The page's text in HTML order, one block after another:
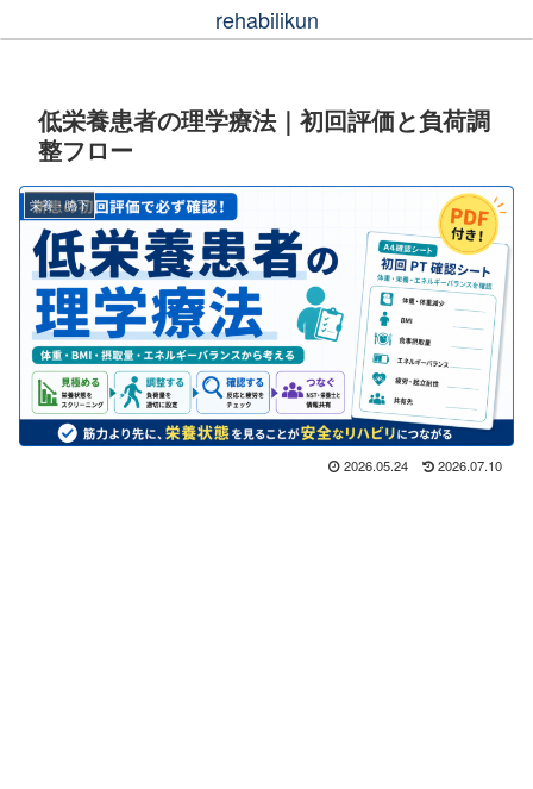
rehabilikun
低栄養患者の理学療法｜初回評価と負荷調
整フロー
栄養・嚥下
2026.05.24 2026.07.10